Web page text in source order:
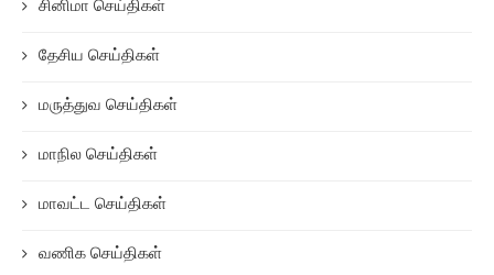
மாவட்ட செய்திகள்
வணிக செய்திகள்
வானியல் செய்திகள்
வானிலை செய்திகள்
விளையாட்டு செய்திகள்
ஜோதிட செய்திகள்